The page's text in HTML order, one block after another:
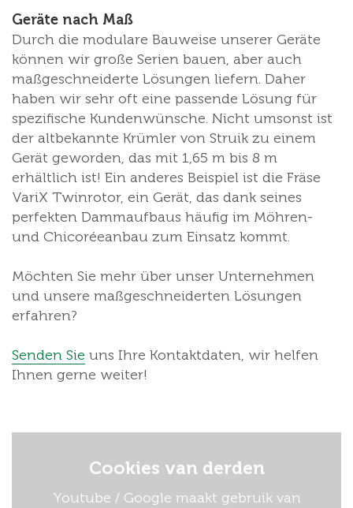
Geräte nach Maß
Durch die modulare Bauweise unserer Geräte
können wir große Serien bauen, aber auch
maßgeschneiderte Lösungen liefern. Daher
haben wir sehr oft eine passende Lösung für
spezifische Kundenwünsche. Nicht umsonst ist
der altbekannte Krümler von Struik zu einem
Gerät geworden, das mit 1,65 m bis 8 m
erhältlich ist! Ein anderes Beispiel ist die Fräse
VariX Twinrotor, ein Gerät, das dank seines
perfekten Dammaufbaus häufig im Möhren-
und Chicoréeanbau zum Einsatz kommt.
Möchten Sie mehr über unser Unternehmen
und unsere maßgeschneiderten Lösungen
erfahren?
Senden Sie uns Ihre Kontaktdaten, wir helfen
Ihnen gerne weiter!
Cookies van derden
Youtube / Google maakt gebruik van